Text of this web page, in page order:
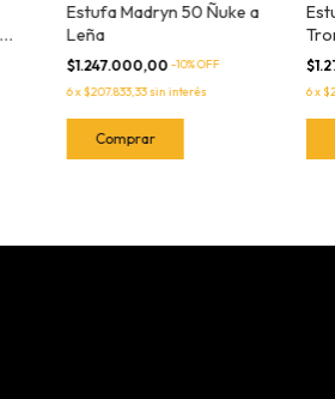
Estufa Madryn 50 Ñuke a
Leña
$1.247.000,00-10% OFF
6x$207.833,33sin interés 6 x